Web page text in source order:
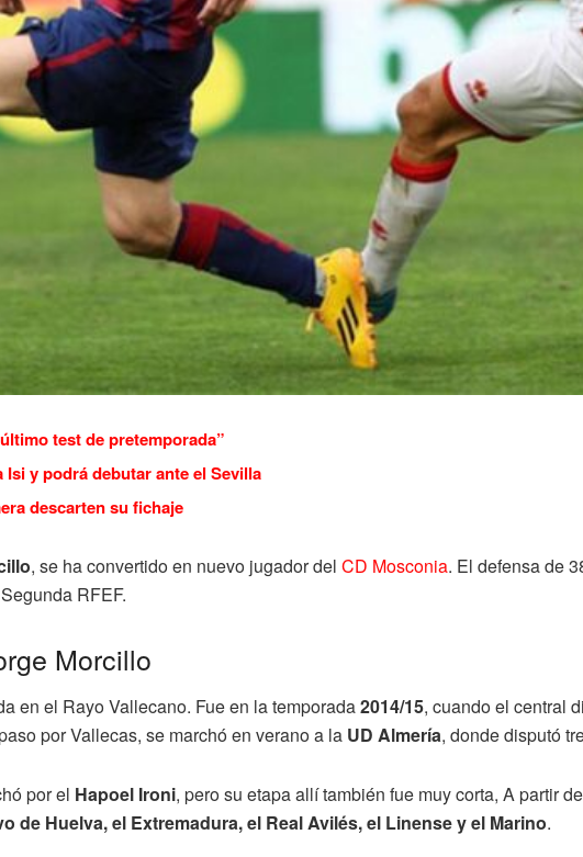
test de pretemporada”
y podrá debutar ante el Sevilla
descarten su fichaje
, se ha convertido en nuevo jugador del CD Mosconia. El defensa de
RFEF.
Morcillo
en el Rayo Vallecano. Fue en la temporada2014/15, cuando el central
por Vallecas, se marchó en verano a la UD Almería, donde disputó
por el Hapoel Ironi, pero su etapa allí también fue muy corta, A partir
de Huelva, el Extremadura, el Real Avilés, el Linense y el Marino.